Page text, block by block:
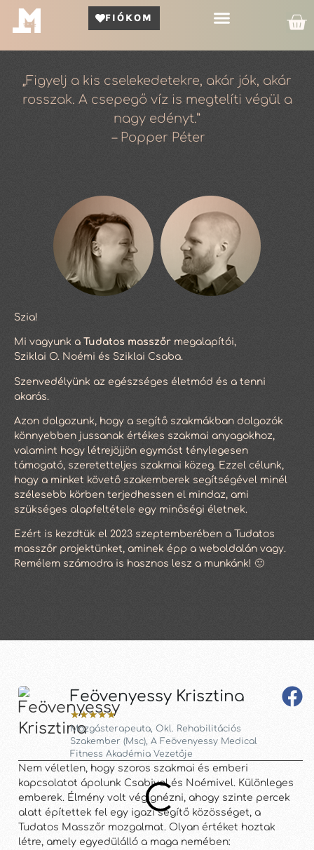
FIÓKOM
„Figyelj a kis cselekedetekre, akár jók, akár
rosszak. A csepegő víz is megtelíti végül a
nagy edényt.”
– Popper Péter
Szia!
Mi vagyunk a Tudatos masszőr megalapítói,
Sziklai O. Noémi és Sziklai Csaba.
Szenvedélyünk az egészséges életmód és a tenni
akarás.
Azon dolgozunk, hogy a segítő szakmákban dolgozók
könnyebben jussanak értékes szakmai anyagokhoz,
valamint hogy létrejöjjön egymást ténylegesen
támogató, szeretetteljes szakmai közeg. Ezzel célunk,
hogy a minket követő szakemberek segítségével minél
szélesebb körben terjedhessen el mindaz, ami
szükséges alapfeltétele egy minőségi életnek.
Ezért is kezdtük el 2023 szeptemberében a Tudatos
masszőr projektünket, aminek épp a weboldalán vagy.
Remélem számodra is hasznos lesz a munkánk! 🙂
Feövenyessy Krisztina
★★★★★
Mozgásterapeuta, Okl. Rehabilitációs
Szakember (Msc), A Feövenyessy Medical
Fitness Akadémia Vezetője
Nem véletlen, hogy szoros szakmai és emberi
kapcsolatot ápolunk Csabival és Noémivel. Különleges
emberek. Élmény volt végignézni, ahogy szinte percek
alatt építettek fel egy igazi segítő közösséget, a
Tudatos Masszőr mozgalmat. Olyan értéket hoztak
létre, amely egyedülálló a maga nemében: